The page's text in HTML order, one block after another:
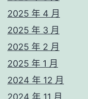
2025 年 4 月
2025 年 3 月
2025 年 2 月
2025 年 1 月
2024 年 12 月
2024 年 11 月